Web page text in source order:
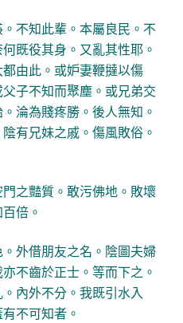
不知此輩。本屬良民。不
既役其身。又亂其性耶。
由此。或妒妻鞭撻以傷
子不知而聚塵。或兄弟交
淪為賤疼勝。後人無知。
有兄妹之戚。傷風敗俗。
之豔質。敢污佛地。敗壞
倍。
外借朋友之名。陰圖夫婦
不齒於正士。等而下之。
內外不分。我既引水入
不可知者。